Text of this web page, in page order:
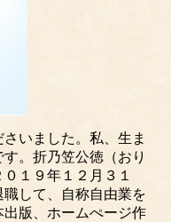
いました。私、生ま
。折乃笠公徳（おり
１９年１２月３１
して、自称自由業を
版、ホームぺージ作